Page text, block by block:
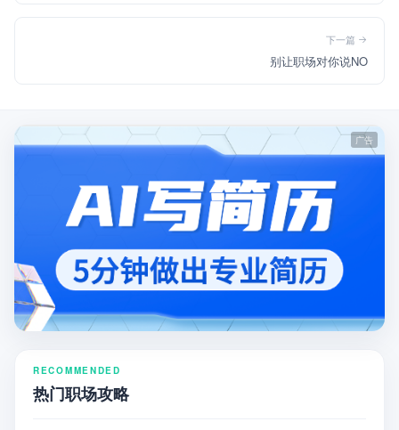
下一篇
别让职场对你说NO
RECOMMENDED
热门职场攻略